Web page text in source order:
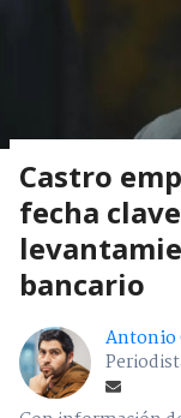
Castro
fecha
bancario
Antonio